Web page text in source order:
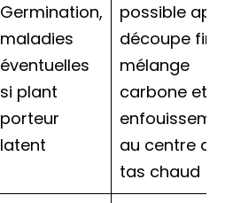
Germination,
maladies
éventuelles
si plant
porteur
latent
possible
découpe fine,
mélange
carbone et
au centre du
tas chaud